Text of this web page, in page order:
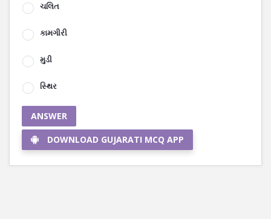
ચલિત
કામગીરી
મુડી
સ્થિર
ANSWER
DOWNLOAD GUJARATI MCQ APP